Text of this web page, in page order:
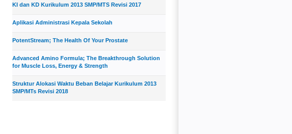
KI dan KD Kurikulum 2013 SMP/MTS Revisi 2017
Aplikasi Administrasi Kepala Sekolah
PotentStream; The Health Of Your Prostate
Advanced Amino Formula; The Breakthrough Solution
for Muscle Loss, Energy & Strength
Struktur Alokasi Waktu Beban Belajar Kurikulum 2013
SMP/MTs Revisi 2018